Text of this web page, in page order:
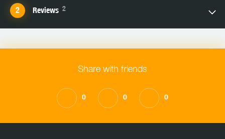
Reviews 2
Share with friends
0 0 0